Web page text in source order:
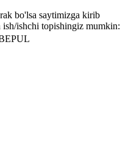
bo'lsa saytimizga kirib
ishchi topishingiz mumkin: